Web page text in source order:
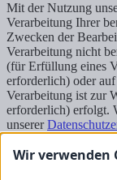
Mit der Nutzung
Verarbeitung Ihrer
Zwecken der
Verarbeitung nicht
(für Erfüllung eines
erforderlich) oder
Verarbeitung ist zur
erforderlich) erfolgt.
unserer
Senden
Wir verwenden